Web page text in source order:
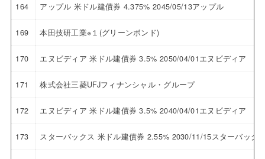
164 アップル 米ドル建債券 4.375% 2045/05/13アップル
169 本田技研工業※１(グリーンボンド)
170 エヌビディア 米ドル建債券 3.5% 2050/04/01エヌビディア
171 株式会社三菱UFJフィナンシャル・グループ
172 エヌビディア 米ドル建債券 3.5% 2040/04/01エヌビディア
173 スターバックス 米ドル建債券 2.55% 2030/11/15スターバック